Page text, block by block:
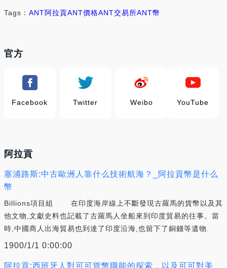
Tags： ANT阿拉貢ANT價格ANT交易所ANT幣
官方
Facebook Twitter Weibo YouTube
阿拉貢
塞浦路斯:中古歐洲人靠什么技術航海？_阿拉貢幣是什么
幣
Billions項目組 在印度海岸線上不斷發現古羅馬的貨幣以及其
他文物,文獻史料也記載了古羅馬人坐船來到印度貿易的往事。當
時,中國商人出海貿易也到達了印度沿海,也留下了銅錢等遺物.
1900/1/1 0:00:00
阿拉貢:西班牙人對可可貨幣職能的探索，以及可可對美